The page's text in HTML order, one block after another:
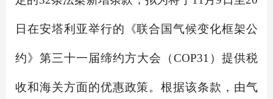
日在安塔利亚举行的《联合国气候变化框架公
约》第三十一届缔约方大会（COP31）提供税
收和海关方面的优惠政策。根据该条款，由气